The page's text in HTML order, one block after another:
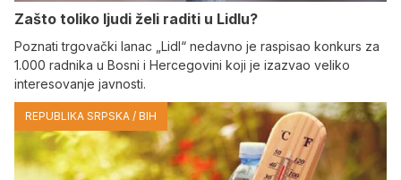
Zašto toliko ljudi želi raditi u Lidlu?
Poznati trgovački lanac „Lidl“ nedavno je raspisao konkurs za
1.000 radnika u Bosni i Hercegovini koji je izazvao veliko
interesovanje javnosti.
REPUBLIKA SRPSKA / BIH